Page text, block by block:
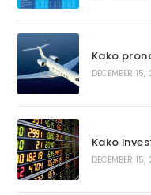
Kako
DECEMBER
Kako
DECEMBER